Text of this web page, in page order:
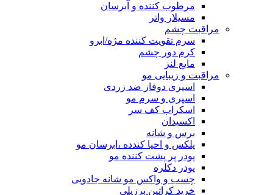
مرطوب کننده و آبرسان
مسیلار واتر
مراقبت چشم
سرم تقویت کننده مژه/ابرو
کرم دور چشم
مایع لنز
مراقبت و زیبایی مو
اسپری دوفاز ضد زردی
اسپری و سرم مو
اسکراب کف سر
اکسیدان
برس و شانه
پلکس و احیا کندده ،ابرسان مو
پودر پر پشت کننده مو
پودر دکلره
چسب و واکس مو شانه جادویی
خرید کراتین برزیلی